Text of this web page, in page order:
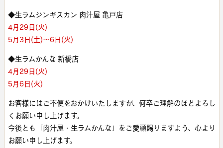
◆生ラムジンギスカン 肉汁屋 亀戸店
4月29日(火)
5月3日(土)〜6日(火)
◆生ラムかんな 新橋店
4月29日(火)
5月6日(火)
お客様にはご不便をおかけいたしますが、何卒ご理解のほどよろし
くお願い申し上げます。
今後とも「肉汁屋・生ラムかんな」をご愛顧賜りますよう、心より
お願い申し上げます。